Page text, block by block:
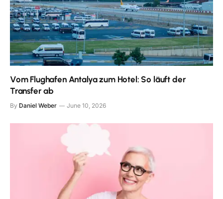
Vom Flughafen Antalya zum Hotel: So läuft der
Transfer ab
By Daniel Weber June 10, 2026